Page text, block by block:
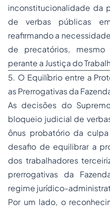
inconstitucionalidade da
de verbas públicas
reafirmando a
de precatórios,
perante a Justiça do
5. O Equilíbrio entre a
as Prerrogativas da
As decisões do
bloqueio judicial de
ônus probatório da culpa
desafio de equilibrar a
dos trabalhadores
prerrogativas da
regime jurídico-
Por um lado, o